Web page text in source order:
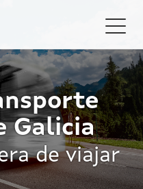
Galicia
de viajar